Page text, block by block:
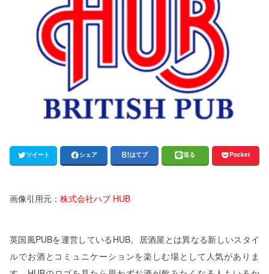
ツイート シェア はてブ 送る Pocket
画像引用元： 株式会社ハブ HUB
英国風PUBを運営しているHUB。居酒屋とは異なる新しいスタイ
ルでお酒とコミュニケーションを楽しむ場として人気がありま